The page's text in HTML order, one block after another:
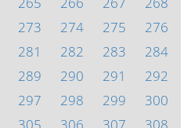
273 274 275
276
281 282 283
284
289 290 291
292
297 298 299
300